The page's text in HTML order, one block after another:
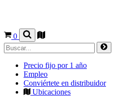
0
Precio fijo por 1 año
Empleo
Conviértete en distribuidor
Ubicaciones